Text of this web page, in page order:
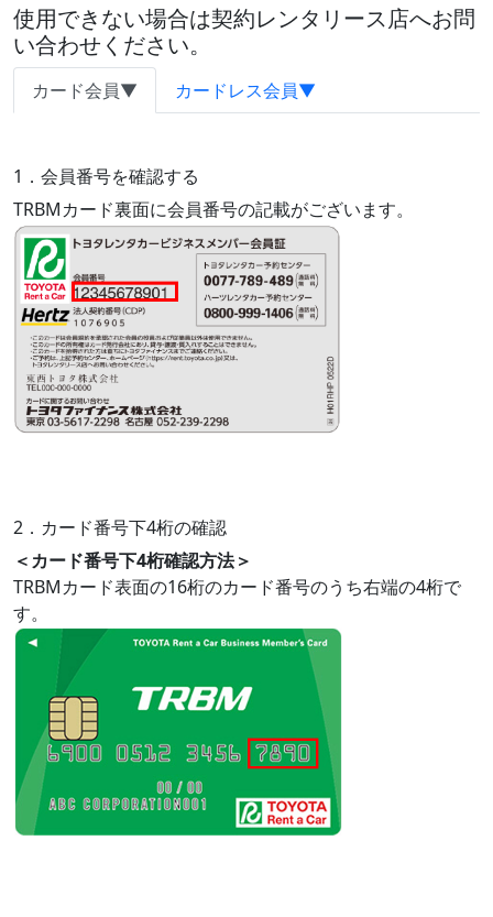
使用できない場合は契約レンタリース店へお問
い合わせください。
カード会員▼ カードレス会員▼
1．会員番号を確認する
TRBMカード裏面に会員番号の記載がございます。
2．カード番号下4桁の確認
＜カード番号下4桁確認方法＞
TRBMカード表面の16桁のカード番号のうち右端の4桁で
す。